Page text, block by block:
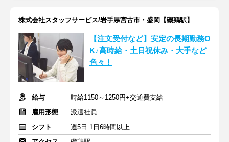
株式会社スタッフサービス/岩手県宮古市・盛岡【磯鶏駅】
【注文受付など】安定の長期勤務O
K♪高時給・土日祝休み・大手など
色々！
給与
時給1150～1250円+交通費支給
雇用形態
派遣社員
シフト
週5日 1日6時間以上